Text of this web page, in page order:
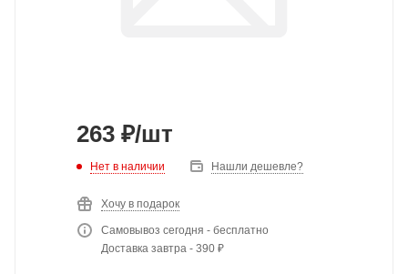
263 ₽/шт
Нет в наличии Нашли дешевле?
Хочу в подарок
Самовывоз сегодня - бесплатно
Доставка завтра - 390 ₽